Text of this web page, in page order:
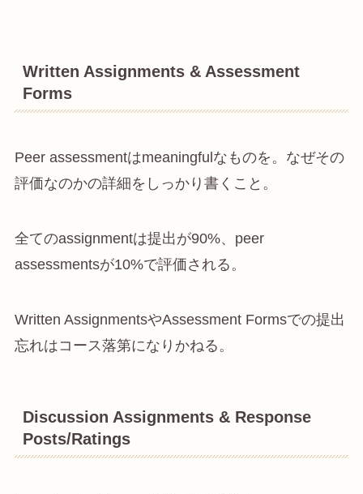
Written Assignments & Assessment
Forms
Peer assessmentはmeaningfulなものを。なぜその
評価なのかの詳細をしっかり書くこと。
全てのassignmentは提出が90%、peer
assessmentsが10%で評価される。
Written AssignmentsやAssessment Formsでの提出
忘れはコース落第になりかねる。
Discussion Assignments & Response
Posts/Ratings